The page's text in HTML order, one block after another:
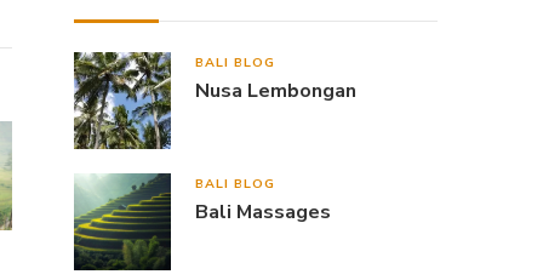
BALI BLOG
Nusa Lembongan
BALI BLOG
Bali Massages